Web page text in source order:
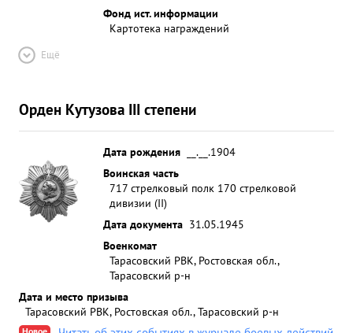
Фонд ист. информации
Картотека награждений
Ещё
Орден Кутузова III степени
Дата рождения
__.__.1904
Воинская часть
717 стрелковый полк 170 стрелковой
дивизии (II)
Дата документа 31.05.1945
Военкомат
Тарасовский РВК, Ростовская обл.,
Тарасовский р-н
Дата и место призыва
Тарасовский РВК, Ростовская обл., Тарасовский р-н